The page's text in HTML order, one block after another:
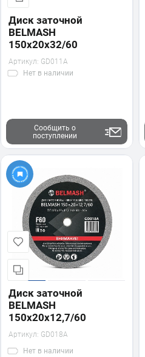
Диск заточной
BELMASH
150х20х32/60
Артикул: GD011A
Нет в наличии
Сообщить о
поступлении
Диск заточной
BELMASH
150х20х12,7/60
Артикул: GD018A
Нет в наличии